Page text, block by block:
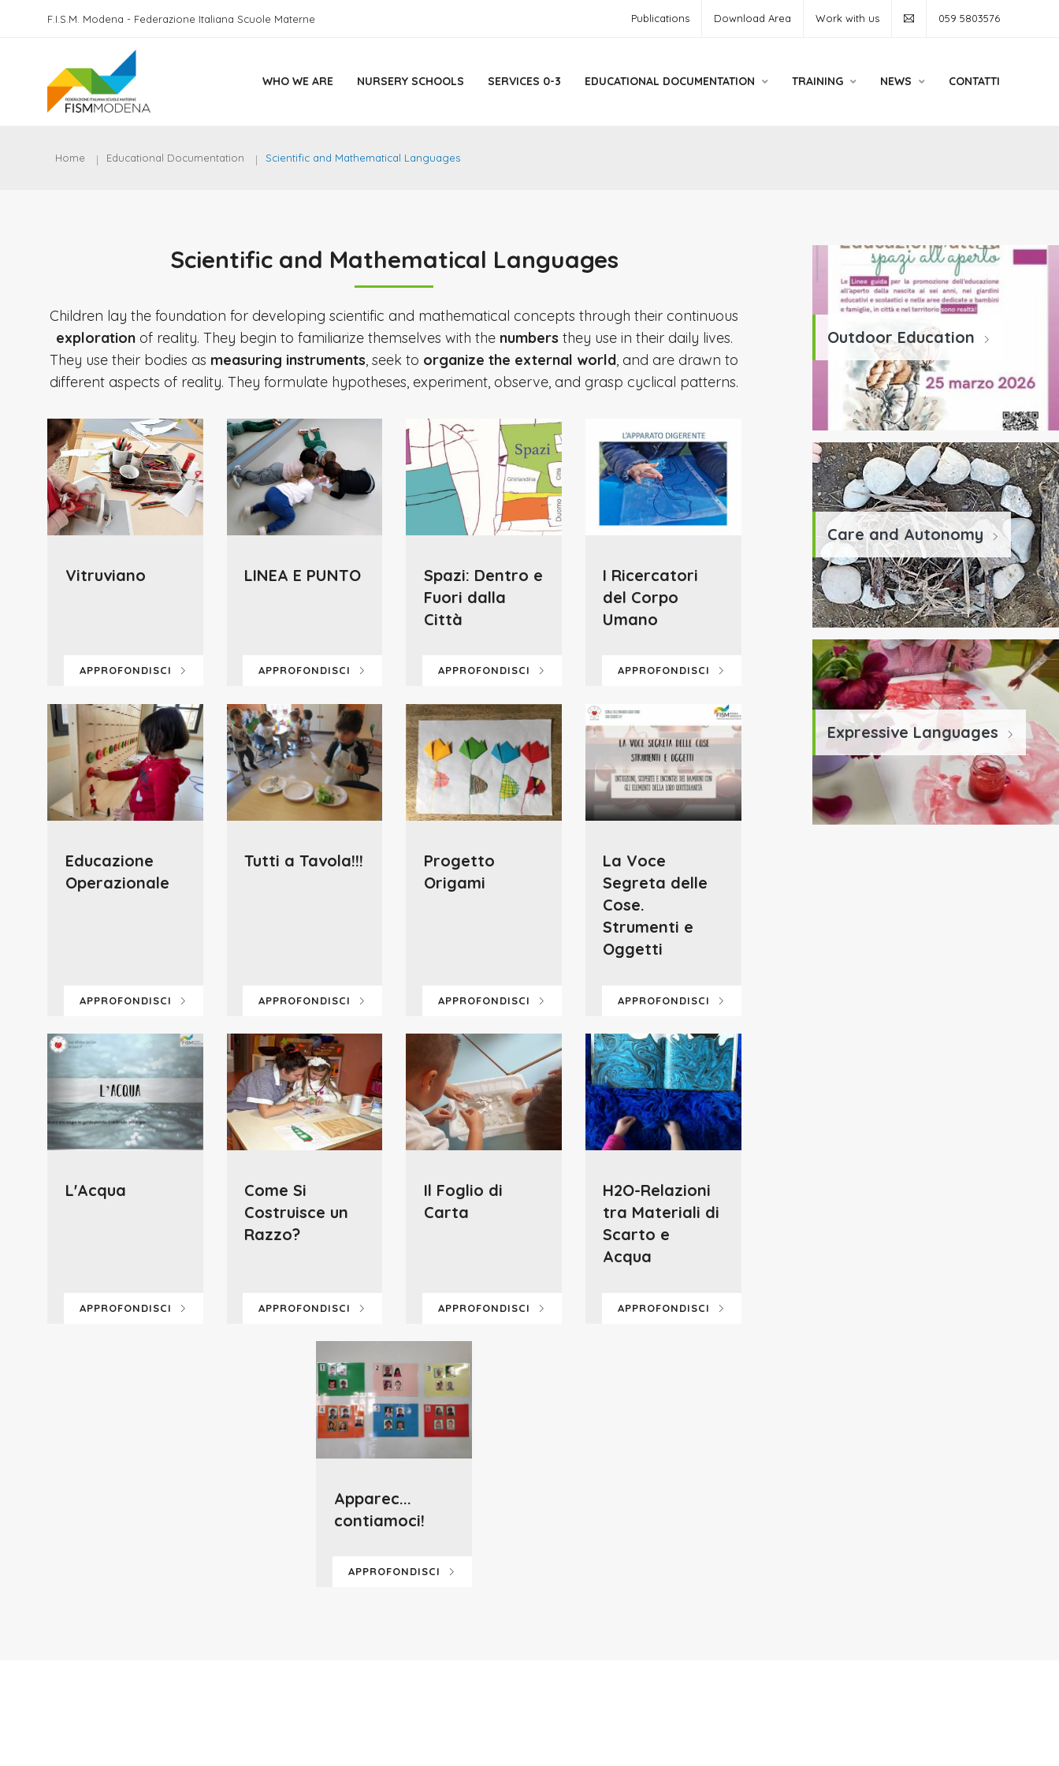
F.I.S.M. Modena - Federazione Italiana Scuole Materne Publications Download Area Work with us 059 5803576
WHO WE ARE NURSERY SCHOOLS SERVICES 0-3 EDUCATIONAL DOCUMENTATION TRAINING NEWS CONTATTI
Home Educational Documentation Scientific and Mathematical Languages
Scientific and Mathematical Languages
Children lay the foundation for developing scientific and mathematical concepts through their continuous
explorationof reality. They begin to familiarize themselves with the numbers they use in their daily lives.
They use their bodies as measuring instruments, seek to organize the external world, and are drawn to
different aspects of reality. They formulate hypotheses, experiment, observe, and grasp cyclical patterns.
Vitruviano
APPROFONDISCI
LINEA E PUNTO
APPROFONDISCI
Spazi: Dentro e
Fuori dalla
Città
APPROFONDISCI
I Ricercatori
del Corpo
Umano
APPROFONDISCI
Educazione
Operazionale
APPROFONDISCI
Tutti a Tavola!!!
APPROFONDISCI
Progetto
Origami
APPROFONDISCI
La Voce
Segreta delle
Cose.
Strumenti e
Oggetti
APPROFONDISCI
L'Acqua
APPROFONDISCI
Come Si
Costruisce un
Razzo?
APPROFONDISCI
Il Foglio di
Carta
APPROFONDISCI
H2O-Relazioni
tra Materiali di
Scarto e
Acqua
APPROFONDISCI
Apparec...
contiamoci!
APPROFONDISCI
Outdoor Education
Care and Autonomy
Expressive Languages